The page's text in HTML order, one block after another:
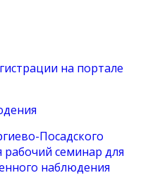
на портале
Посадского
рабочий семинар для
наблюдения